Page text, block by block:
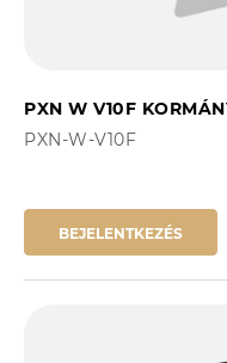
PXN W V10F
PXN-W-V10F
BEJELENTKEZÉS